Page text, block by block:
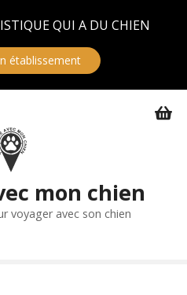
QUI A DU CHIEN
établissement
mon chien
voyager avec son chien